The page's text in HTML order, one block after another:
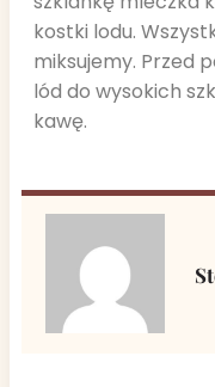
kostki lodu.
miksujemy. Przed
lód do wysokich
kawę.